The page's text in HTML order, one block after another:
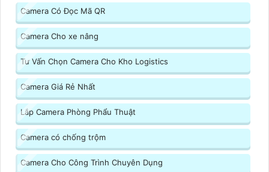
Camera Có Đọc Mã QR
Camera Cho xe nâng
Tư Vấn Chọn Camera Cho Kho Logistics
Camera Giá Rẻ Nhất
Lắp Camera Phòng Phẩu Thuật
Camera có chống trộm
Camera Cho Công Trình Chuyên Dụng